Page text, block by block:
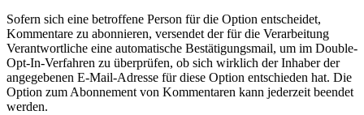
Sofern sich eine betroffene Person für die Option entscheidet,
Kommentare zu abonnieren, versendet der für die Verarbeitung
Verantwortliche eine automatische Bestätigungsmail, um im Double-
Opt-In-Verfahren zu überprüfen, ob sich wirklich der Inhaber der
angegebenen E-Mail-Adresse für diese Option entschieden hat. Die
Option zum Abonnement von Kommentaren kann jederzeit beendet
werden.